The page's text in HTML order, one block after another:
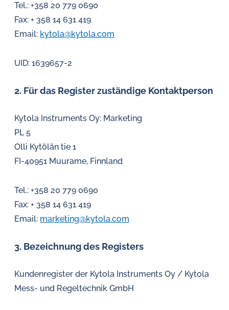
Tel.: +358 20 779 0690
Fax: + 358 14 631 419
Email: kytola@kytola.com
UID: 1639657-2
2. Für das Register zuständige Kontaktperson
Kytola Instruments Oy: Marketing
PL 5
Olli Kytölän tie 1
FI-40951 Muurame, Finnland
Tel.: +358 20 779 0690
Fax: + 358 14 631 419
Email: marketing@kytola.com
3. Bezeichnung des Registers
Kundenregister der Kytola Instruments Oy / Kytola
Mess- und Regeltechnik GmbH